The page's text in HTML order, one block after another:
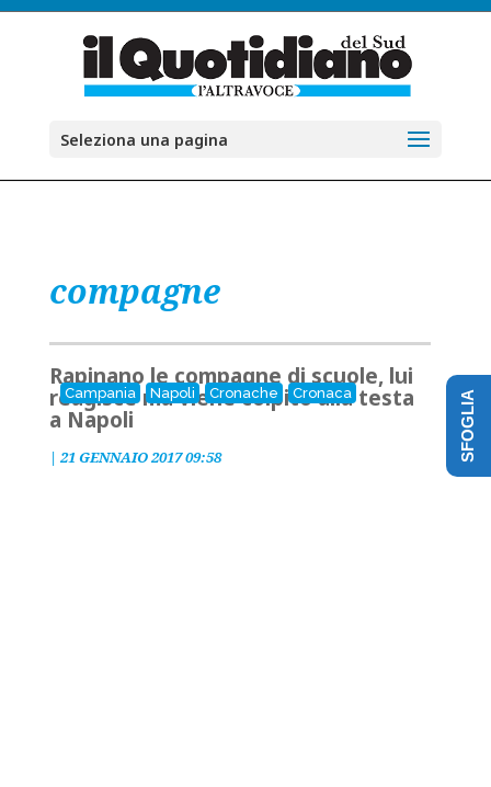
Seleziona una pagina
compagne
Campania Napoli Cronache Cronaca
Rapinano le compagne di scuole, lui
reagisce ma viene colpito alla testa
a Napoli
| 21 GENNAIO 2017 09:58 SFOGLIA